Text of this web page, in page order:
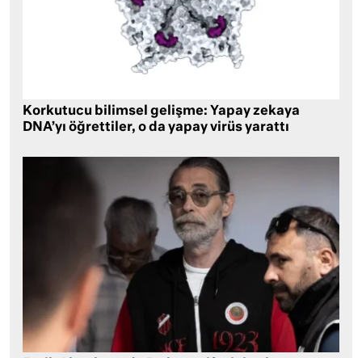
Korkutucu bilimsel gelişme: Yapay zekaya
DNA’yı öğrettiler, o da yapay virüs yarattı